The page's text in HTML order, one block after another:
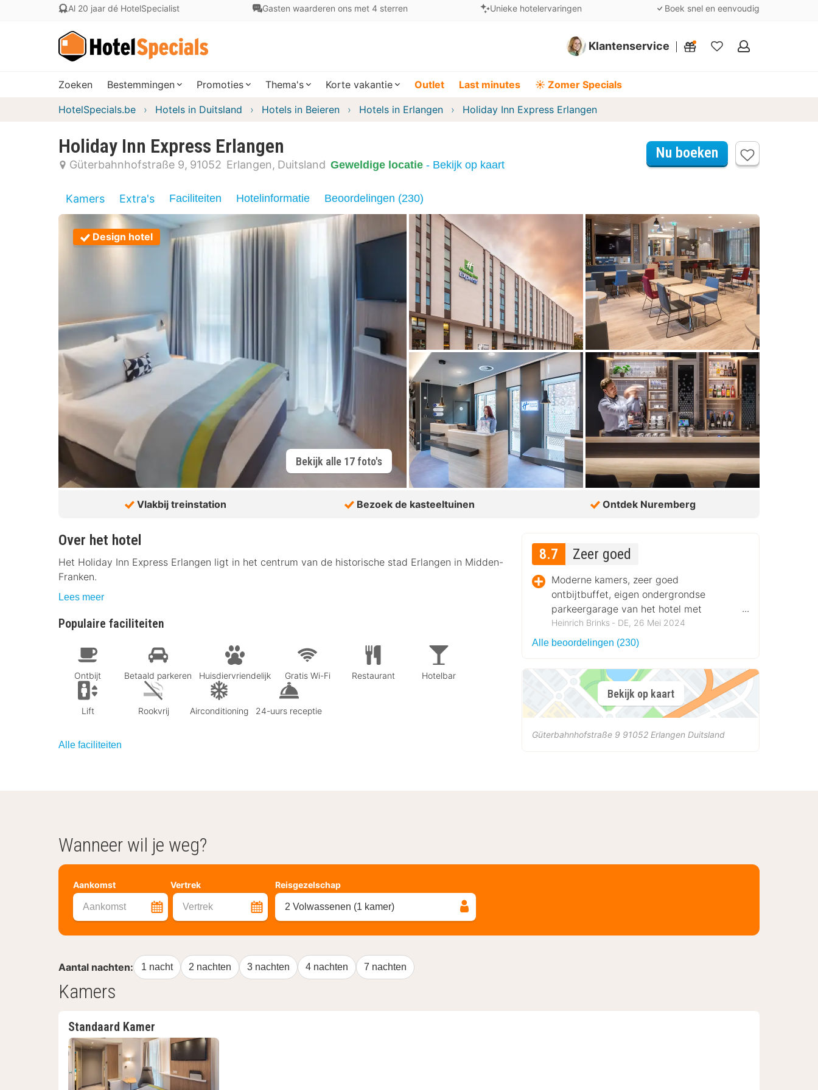
Al 20 jaar dé HotelSpecialist Gasten waarderen ons met 4 sterren Unieke hotelervaringen Boek snel en eenvoudig
Klantenservice
Mijn
Zoeken Bestemmingen Promoties Thema's Korte vakantie Outlet Last minutes ☀️ Zomer Specials
HotelSpecials.be Hotels in Duitsland Hotels in Beieren Hotels in Erlangen Holiday Inn Express Erlangen
Holiday Inn Express Erlangen
Güterbahnhofstraße 9 91052 Erlangen Duitsland Geweldige locatie - Bekijk op kaart
Nu boeken
Kamers Extra's Faciliteiten Hotelinformatie Beoordelingen (230)
Design hotel
Bekijk alle 17 foto's
Vlakbij treinstation Bezoek de kasteeltuinen Ontdek Nuremberg
Over het hotel
Het Holiday Inn Express Erlangen ligt in het centrum van de historische stad Erlangen in Midden-
Franken.
Lees meer
Populaire faciliteiten
Ontbijt Betaald parkeren Huisdiervriendelijk Gratis Wi-Fi Restaurant Hotelbar
Lift Rookvrij Airconditioning 24-uurs receptie
Alle faciliteiten
8.7 Zeer goed
Moderne kamers, zeer goed
ontbijtbuffet, eigen ondergrondse
parkeergarage van het hotel met
oplaadmogelijkheid
Heinrich Brinks ‐ DE, 26 Mei 2024
Alle beoordelingen (230)
Bekijk op kaart
Güterbahnhofstraße 9 91052 Erlangen Duitsland
Wanneer wil je weg?
Aankomst Vertrek
Aankomst Vertrek
Reisgezelschap
2 Volwassenen (1 kamer)
Aantal nachten: 1 nacht 2 nachten 3 nachten 4 nachten 7 nachten
Kamers
Standaard Kamer